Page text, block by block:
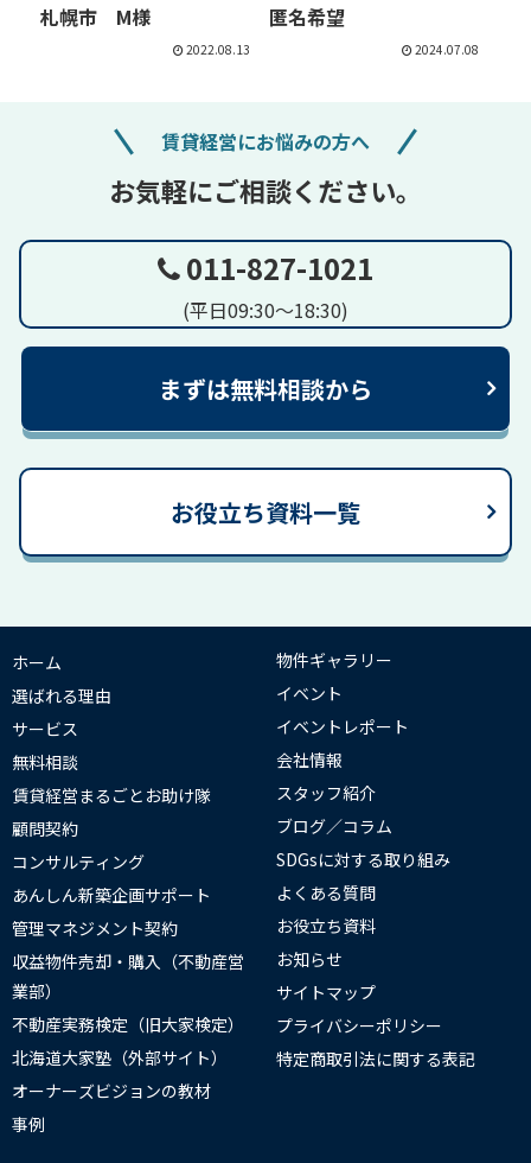
札幌市 M様
2022.08.13
匿名希望
2024.07.08
賃貸経営にお悩みの方へ
お気軽にご相談ください。
011-827-1021
(平日09:30～18:30)
まずは無料相談から
お役立ち資料一覧
ホーム
選ばれる理由
サービス
無料相談
賃貸経営まるごとお助け隊
顧問契約
コンサルティング
あんしん新築企画サポート
管理マネジメント契約
収益物件売却・購入（不動産営
業部）
不動産実務検定（旧大家検定）
北海道大家塾（外部サイト）
オーナーズビジョンの教材
事例
物件ギャラリー
イベント
イベントレポート
会社情報
スタッフ紹介
ブログ／コラム
SDGsに対する取り組み
よくある質問
お役立ち資料
お知らせ
サイトマップ
プライバシーポリシー
特定商取引法に関する表記